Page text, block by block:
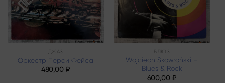
ДЖАЗ
Оркестр Перси Фейса
480,00₽
БЛЮЗ
Wojciech Skowroński –
Blues & Rock
600,00₽